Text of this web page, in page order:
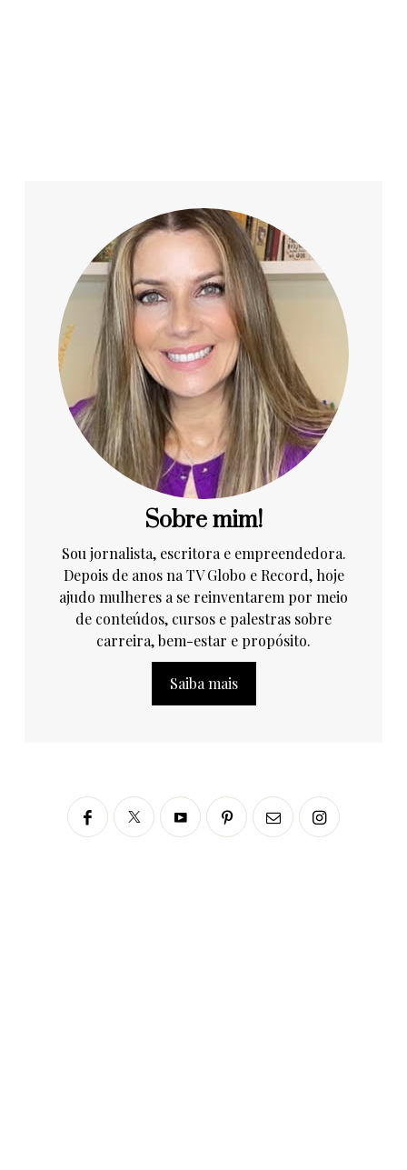
Sobre mim!
Sou jornalista, escritora e empreendedora.
Depois de anos na TV Globo e Record, hoje
ajudo mulheres a se reinventarem por meio
de conteúdos, cursos e palestras sobre
carreira, bem-estar e propósito.
Saiba mais